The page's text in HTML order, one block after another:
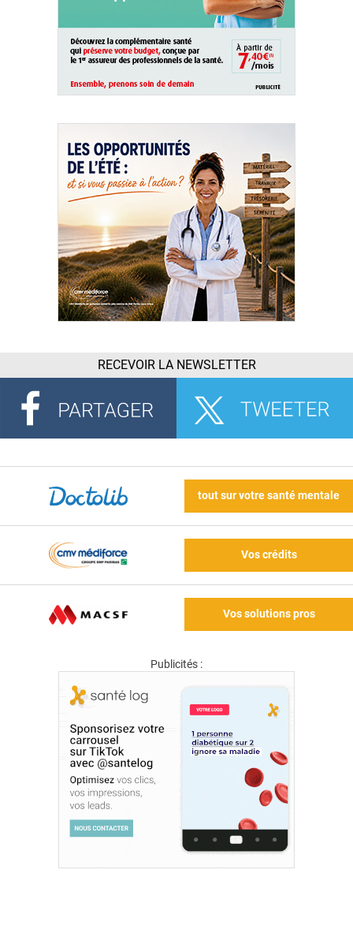
RECEVOIR LA NEWSLETTER
tout sur votre santé mentale
Vos crédits
Vos solutions pros
Publicités :